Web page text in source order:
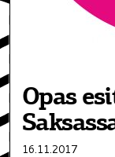
Opas
16.11.2017